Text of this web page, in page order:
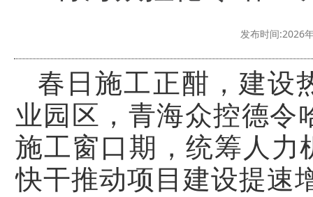
发布时间:2026
春日施工正酣，建设
业园区，青海众控德令
施工窗口期，统筹人
快干推动项目建设提速